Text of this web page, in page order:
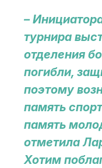
–
турнира
отделения
погибли,
поэтому
память
память
отметила
Хотим